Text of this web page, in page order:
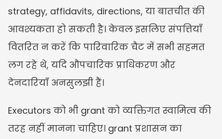
strategy, affidavits, directions, या बातचीत की
आवश्यकता हो सकती है। केवल इसलिए संपत्तियाँ
वितरित न करें कि पारिवारिक चैट में सभी सहमत
लग रहे थे, यदि औपचारिक प्राधिकरण और
देनदारियाँ अनसुलझी हैं।
Executors को भी grant को व्यक्तिगत स्वामित्व की
तरह नहीं मानना चाहिए। grant प्रशासन का